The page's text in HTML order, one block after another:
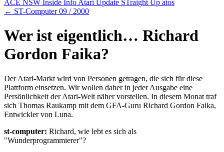
ACE NSW Inside Info Atari Update STraight Up atos
← ST-Computer 09 / 2000
Wer ist eigentlich… Richard
Gordon Faika?
Der Atari-Markt wird von Personen getragen, die sich für diese
Plattform einsetzen. Wir wollen daher in jeder Ausgabe eine
Persönlichkeit der Atari-Welt näher vorstellen. In diesem Monat traf
sich Thomas Raukamp mit dem GFA-Guru Richard Gordon Faika,
Entwickler von Luna.
st-computer: Richard, wie lebt es sich als
"Wunderprogrammierer"?